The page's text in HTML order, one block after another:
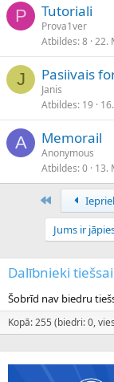
P Tutoriali
Prova1ver
Atbildes 8 22.
J Pasiivais
Janis
Atbildes 19
A Memorail
Anonymous
Atbildes 0 13.
Pirmais
Jums ir
Dalībnieki
Šobrīd nav biedru
Kopā: 255 (biedri: 0,